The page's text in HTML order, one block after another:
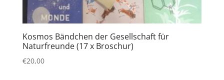
Kosmos Bändchen der Gesellschaft für
Naturfreunde (17 x Broschur)
€20,00